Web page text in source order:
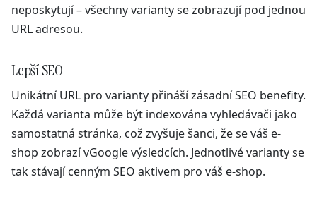
neposkytují – všechny varianty se zobrazují pod jednou
URL adresou.
Lepší SEO
Unikátní URL pro varianty přináší zásadní SEO benefity.
Každá varianta může být indexována vyhledávači jako
samostatná stránka, což zvyšuje šanci, že se váš e-
shop zobrazí vGoogle výsledcích. Jednotlivé varianty se
tak stávají cenným SEO aktivem pro váš e-shop.